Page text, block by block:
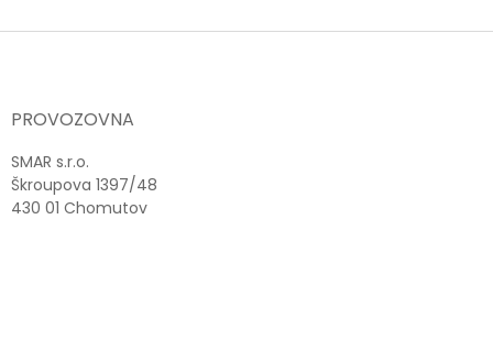
PROVOZOVNA
SMAR s.r.o.
Škroupova 1397/48
430 01 Chomutov